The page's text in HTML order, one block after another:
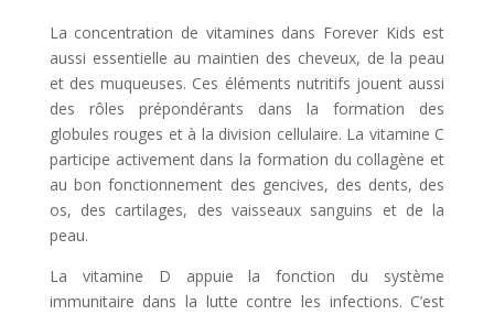
La concentration de vitamines dans Forever Kids est
aussi essentielle au maintien des cheveux, de la peau
et des muqueuses. Ces éléments nutritifs jouent aussi
des rôles prépondérants dans la formation des
globules rouges et à la division cellulaire. La vitamine C
participe activement dans la formation du collagène et
au bon fonctionnement des gencives, des dents, des
os, des cartilages, des vaisseaux sanguins et de la
peau.
La vitamine D appuie la fonction du système
immunitaire dans la lutte contre les infections. C’est